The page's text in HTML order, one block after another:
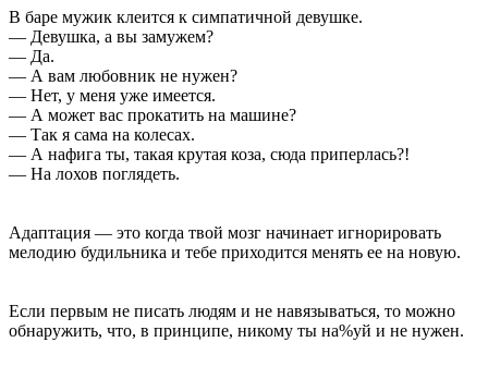
В баре мужик клеится к симпатичной девушке.
— Девушка, а вы замужем?
— Да.
— А вам любовник не нужен?
— Нет, у меня уже имеется.
— А может вас прокатить на машине?
— Так я сама на колесах.
— А нафига ты, такая крутая коза, сюда приперлась?!
— На лохов поглядеть.
Адаптация — это когда твой мозг начинает игнорировать
мелодию будильника и тебе приходится менять ее на новую.
Если первым не писать людям и не навязываться, то можно
обнаружить, что, в принципе, никому ты на%уй и не нужен.